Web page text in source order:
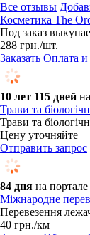
Все отзывы
Косметика The
Под заказ
288 грн./шт.
Заказать Оплата и
10 лет 115 дней
Трави та
Трави та
Цену уточняйте
Отправить запрос
84 дня на портале
Міжнародне
Перевезення
40 грн./км